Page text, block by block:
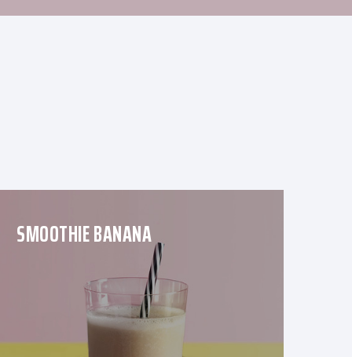
SMOOTHIE BANANA